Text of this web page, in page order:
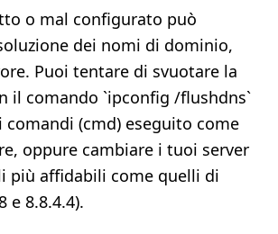
o mal configurato può
dei nomi di dominio,
Puoi tentare di svuotare la
il comando `ipconfig /flushdns`
(cmd) eseguito come
oppure cambiare i tuoi server
più affidabili come quelli di
e 8.8.4.4).